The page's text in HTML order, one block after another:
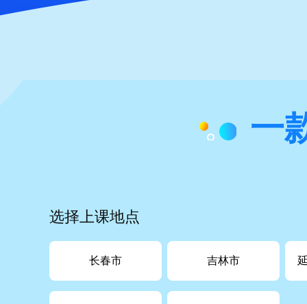
一
选择上课地点
长春市 吉林市